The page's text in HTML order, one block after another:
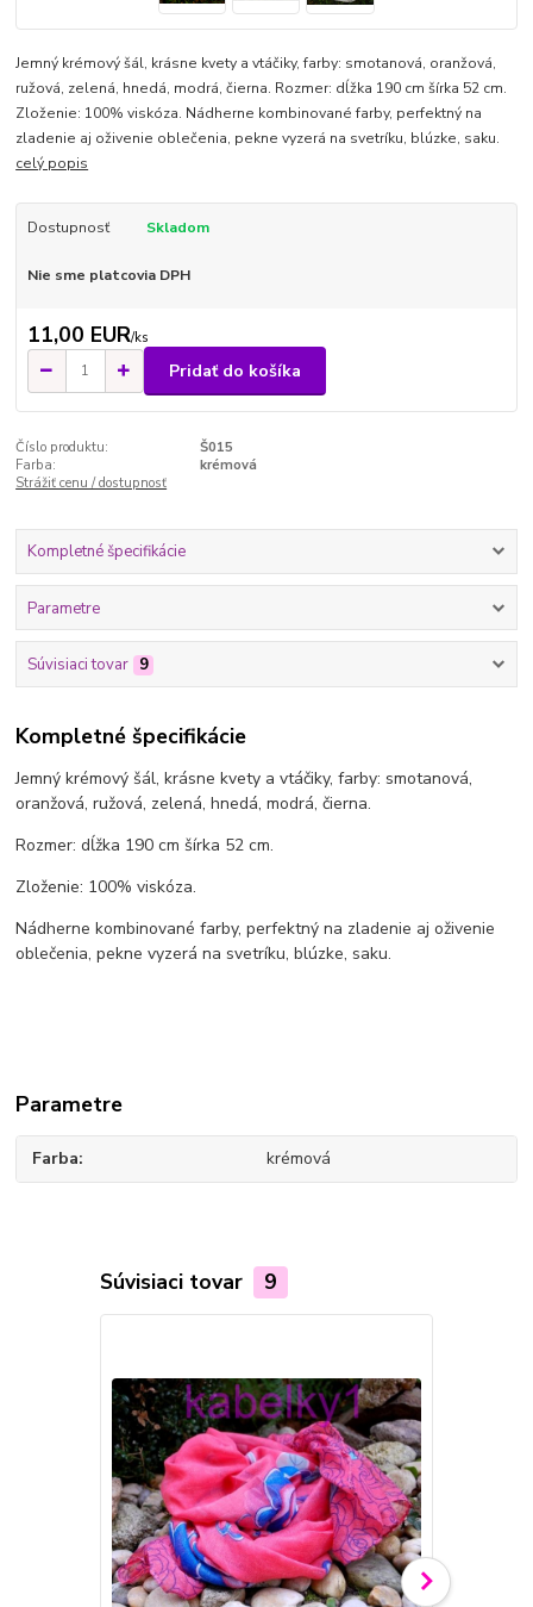
Jemný krémový šál, krásne kvety a vtáčiky, farby: smotanová, oranžová,
ružová, zelená, hnedá, modrá, čierna. Rozmer: dĺžka 190 cm šírka 52 cm.
Zloženie: 100% viskóza. Nádherne kombinované farby, perfektný na
zladenie aj oživenie oblečenia, pekne vyzerá na svetríku, blúzke, saku.
celý popis
Dostupnosť Skladom
Nie sme platcovia DPH
11,00 EUR/ks
Pridať do košíka
Číslo produktu:
Š015
Farba:
krémová
Strážiť cenu / dostupnosť
Kompletné špecifikácie
Parametre
Súvisiaci tovar 9
Kompletné špecifikácie
Jemný krémový šál, krásne kvety a vtáčiky, farby: smotanová,
oranžová, ružová, zelená, hnedá, modrá, čierna.
Rozmer: dĺžka 190 cm šírka 52 cm.
Zloženie: 100% viskóza.
Nádherne kombinované farby, perfektný na zladenie aj oživenie
oblečenia, pekne vyzerá na svetríku, blúzke, saku.
Parametre
Farba krémová
Súvisiaci tovar 9